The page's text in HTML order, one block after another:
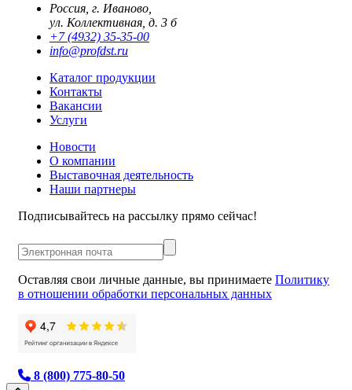
Россия, г. Иваново,
ул. Коллективная, д. 3 б
+7 (4932) 35-35-00
info@profdst.ru
Каталог продукции
Контакты
Вакансии
Услуги
Новости
О компании
Выставочная деятельность
Наши партнеры
Подписывайтесь на рассылку прямо сейчас!
Оставляя свои личные данные, вы принимаете Политику
в отношении обработки персональных данных
8 (800) 775-80-50